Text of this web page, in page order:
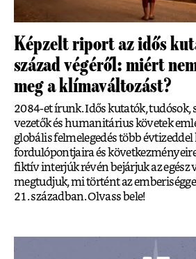
Képzelt riport az idős
század végéről: miért
meg a klímaváltozást?
2084-et írunk. Idős kutatók, tudósok,
vezetők és humanitárius követek
globális felmelegedés több évtizeddel
fordulópontjaira és
fiktív interjúk révén bejárjuk az egész
megtudjuk, mi történt az
21. században. Olvass bele!